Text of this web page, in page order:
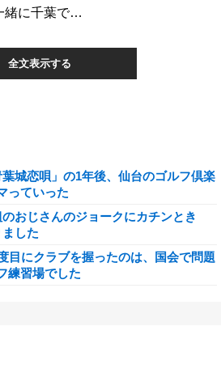
緒に千葉で…
全文表示する
城恋唄」の1年後、仙台のゴルフ倶楽
っていった
おじさんのジョークにカチンとき
した
目にクラブを握ったのは、国会で問題
練習場でした